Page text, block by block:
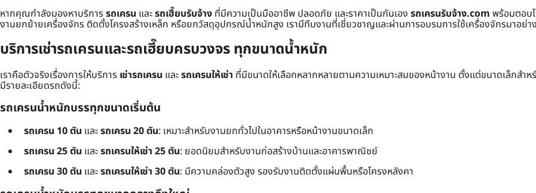
หากคุณกำลังมองหาบริการรถเครน และรถเฮี๊ยบรับจ้าง ที่มีความเป็นมืออาชีพ ปลอดภัย และราคาเป็นกันเอง รถเครนรับจ้าง.com พร้อมตอบ
งานยกย้ายเครื่องจักร ติดตั้งโครงสร้างเหล็ก หรือยกวัสดุอุปกรณ์น้ำหนักสูง เรามีทีมงานที่เชี่ยวชาญและผ่านการอบรมการใช้เครื่องจักรมาอย่า
บริการเช่ารถเครนและรถเฮี๊ยบครบวงจร ทุกขนาดน้ำหนัก
เราคือตัวจริงเรื่องการให้บริการ เช่ารถเครน และรถเครนให้เช่า ที่มีขนาดให้เลือกหลากหลายตามความเหมาะสมของหน้างาน ตั้งแต่ขนาดเล็กส
มีรายละเอียดรถดังนี้:
รถเครนน้ำหนักบรรทุกขนาดเริ่มต้น
รถเครน 10 ตัน และรถเครน 20 ตัน: เหมาะสำหรับงานยกทั่วไปในอาคารหรือหน้างานขนาดเล็ก
รถเครน 25 ตัน และรถเครนให้เช่า 25 ตัน: ยอดนิยมสำหรับงานก่อสร้างบ้านและอาคารพาณิชย์
รถเครน 30 ตัน และรถเครนให้เช่า 30 ตัน: มีความคล่องตัวสูง รองรับงานติดตั้งแผ่นพื้นหรือโครงหลังคา